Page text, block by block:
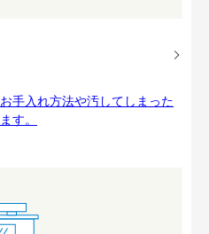
手入れ方法や汚してしまった
す。